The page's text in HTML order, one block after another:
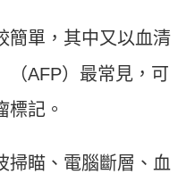
簡單，其中又以血清
（AFP）最常見，可
標記。
掃瞄、電腦斷層、血